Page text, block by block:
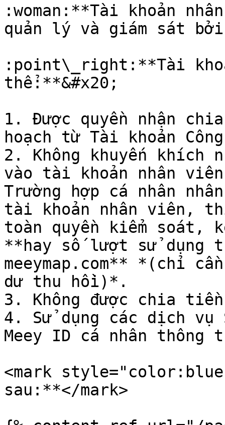
:woman:**Tài khoản
quản lý và giám sát bởi
:point\_right:**Tài
thể:**&#x20;
1. Được quyền nhận
hoạch từ Tài khoản
2. Không khuyến khích
vào tài khoản nhân
Trường hợp cá nhân
tài khoản nhân viên,
toàn quyền kiểm
**hay số lượt sử dụng
meeymap.com** *(chỉ
dư thu hồi)*.
3. Không được chia tiền
4. Sử dụng các dịch vụ
Meey ID cá nhân thông
<mark
sau:**</mark>